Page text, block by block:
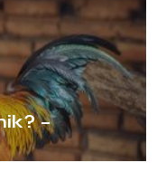
–